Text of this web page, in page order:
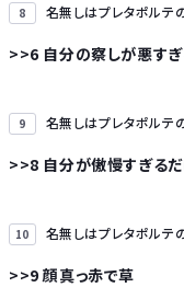
8 名無しはプレタポルテ
>>6 自分の察しが悪す
9 名無しはプレタポルテ
>>8 自分が傲慢すぎる
10 名無しはプレタポルテ
>>9 顔真っ赤で草